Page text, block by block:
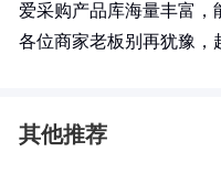
爱采购产品库海量丰富，
各位商家老板别再犹豫，
其他推荐